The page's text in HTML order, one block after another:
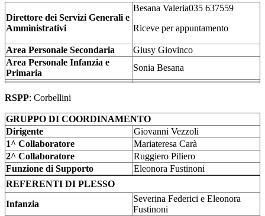
Direttore dei Servizi Generali e
Amministrativi
Besana Valeria035 637559
Riceve per appuntamento
Area Personale Secondaria
Giusy Giovinco
Area Personale Infanzia e
Primaria
Sonia Besana
RSPP: Corbellini
GRUPPO DI COORDINAMENTO
Dirigente
Giovanni Vezzoli
1^ Collaboratore
Mariateresa Carà
2^ Collaboratore
Ruggiero Piliero
Funzione di Supporto
Eleonora Fustinoni
REFERENTI DI PLESSO
Infanzia
Severina Federici e Eleonora
Fustinoni